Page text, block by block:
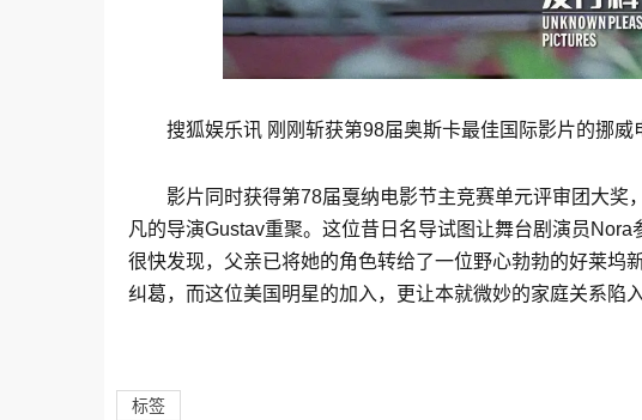
搜狐娱乐讯 刚刚斩获第98届奥斯卡最佳国际影片的挪威
影片同时获得第78届戛纳电影节主竞赛单元评审团大
凡的导演Gustav重聚。这位昔日名导试图让舞台剧演员
很快发现，父亲已将她的角色转给了一位野心勃勃的好莱坞
纠葛，而这位美国明星的加入，更让本就微妙的家庭关系陷
标签